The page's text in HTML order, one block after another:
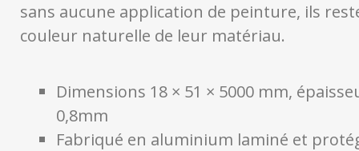
sans aucune application de peinture, ils
couleur naturelle de leur matériau.
Dimensions 18 × 51 × 5000 mm,
0,8mm
Fabriqué en aluminium laminé et